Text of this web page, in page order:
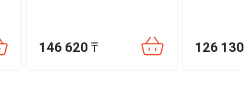
146 620 ₸ 126 130